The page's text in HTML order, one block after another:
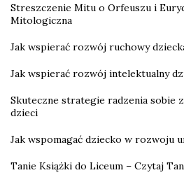
Streszczenie Mitu o Orfeuszu i
Mitologiczna
Jak wspierać rozwój ruchowy
Jak wspierać rozwój intelektualny
Skuteczne strategie radzenia sobie
dzieci
Jak wspomagać dziecko w rozwoju
Tanie Książki do Liceum – Czytaj